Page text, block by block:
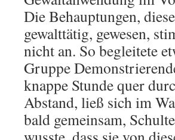
Die Behauptungen,
gewalttätig, gewesen,
nicht an. So begleitete
Gruppe
knappe Stunde quer
Abstand, ließ sich im
bald gemeinsam,